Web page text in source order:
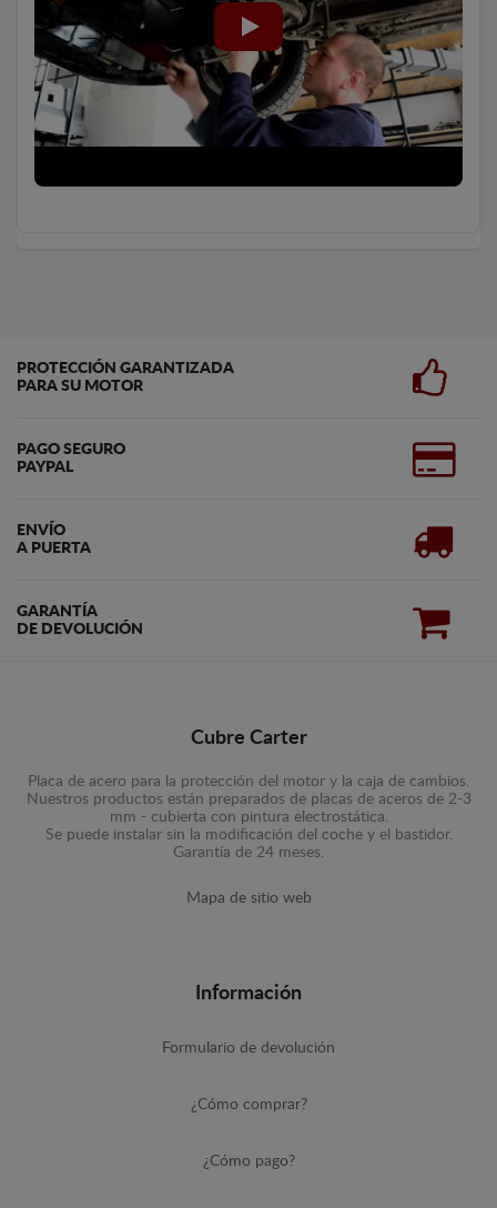
PROTECCIÓN GARANTIZADA
PARA SU MOTOR
PAGO SEGURO
PAYPAL
ENVÍO
A PUERTA
GARANTÍA
DE DEVOLUCIÓN
Cubre Carter
Placa de acero para la protección del motor y la caja de cambios.
Nuestros productos están preparados de placas de aceros de 2-3
mm - cubierta con pintura electrostática.
Se puede instalar sin la modificación del coche y el bastidor.
Garantía de 24 meses.
Mapa de sitio web
Información
Formulario de devolución
¿Cómo comprar?
¿Cómo pago?